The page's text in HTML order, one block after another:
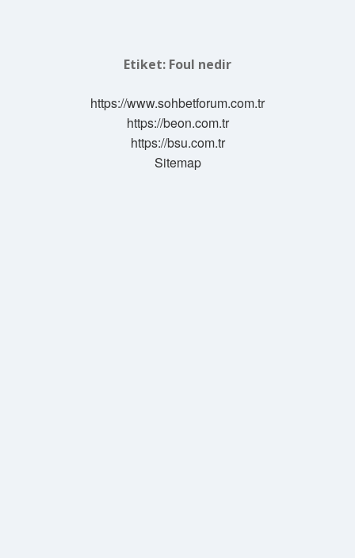
Etiket: Foul nedir
https://www.sohbetforum.com.tr
https://beon.com.tr
https://bsu.com.tr
Sitemap